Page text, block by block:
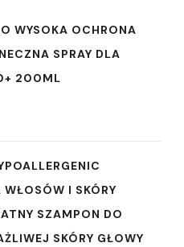
WYSOKA OCHRONA
SPRAY DLA
200ML
WŁOSÓW I SKÓRY
SZAMPON DO
SKÓRY GŁOWY